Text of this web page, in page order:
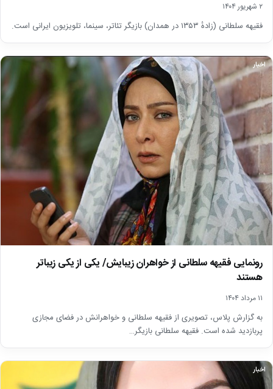
۲ شهریور ۱۴۰۴
فقیهه سلطانی (زادهٔ ۱۳۵۳ در همدان) بازیگر تئاتر، سینما، تلویزیون ایرانی است.
اخبار
رونمایی فقیهه سلطانی از خواهران زیبایش/ یکی از یکی زیباتر
هستند
۱۱ مرداد ۱۴۰۴
به گزارش پلاس، تصویری از فقیهه سلطانی و خواهرانش در فضای مجازی
پربازدید شده است. فقیهه سلطانی بازیگر…
اخبار